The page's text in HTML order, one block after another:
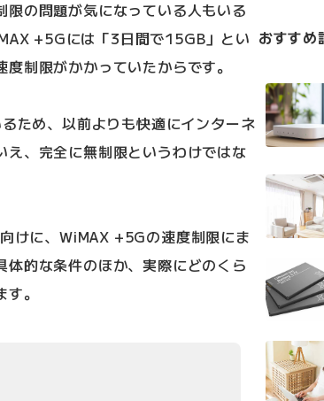
の問題が気になっている人もいる
+5Gには「3日間で15GB」とい
制限がかかっていたからです。
ため、以前よりも快適にインターネ
え、完全に無制限というわけではな
けに、WiMAX +5Gの速度制限にま
的な条件のほか、実際にどのくら
。
おすすめ